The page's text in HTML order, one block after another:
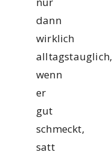
dann
wirklich
alltagstauglich,
wenn
er
gut
schmeckt,
satt